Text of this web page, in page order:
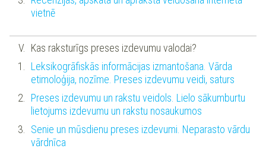
vietnē
Kas raksturīgs preses izdevumu valodai?
Leksikogrāfiskās informācijas izmantošana. Vārda
etimoloģija, nozīme. Preses izdevumu veidi, saturs
Preses izdevumu un rakstu veidols. Lielo sākumburtu
lietojums izdevumu un rakstu nosaukumos
Senie un mūsdienu preses izdevumi. Neparasto vārdu
vārdnīca